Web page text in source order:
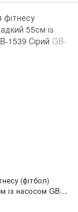
(фітбол)
із насосом GB-